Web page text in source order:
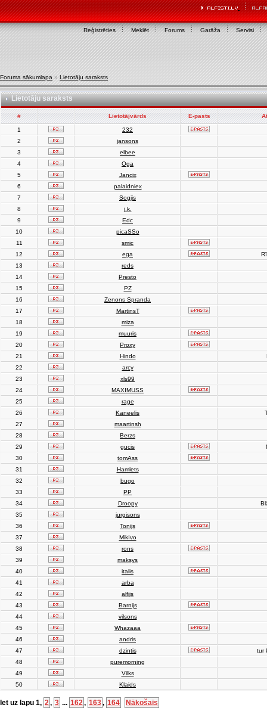
Reģistrēties Meklēt Forums Garāža Servisi
Foruma sākumlapa » Lietotāju saraksts
Lietotāju saraksts
# Lietotājvārds E-pasts
1
232
2
jansons
3
elbee
4
Oga
5
Jancix
6
palaidniex
7
Sogjis
8
j.k.
9
Edc
10
picaSSo
11
smic
12
ega
13
reds
14
Presto
15
PZ
16
Zenons Spranda
17
MartinsT
18
miza
19
muuris
20
Proxy
21
Hindo
22
arcy
23
xls99
24
MAXIMUSS
25
rage
26
Kaneelis
27
maartinsh
28
Berzs
29
gucis
30
tomAss
31
Hamlets
32
bugo
33
PP
34
Droopy
35
jurgisons
36
Tonijs
37
MikIvo
38
rons
39
maksys
40
italis
41
arba
42
alfijs
43
Barnijs
44
vilsons
45
Whazaaa
46
andris
47
dzintis
tur
48
puremorning
49
Vilks
50
Klaids
Iet uz lapu 1, 2, 3 ... 162, 163, 164
Nākošais